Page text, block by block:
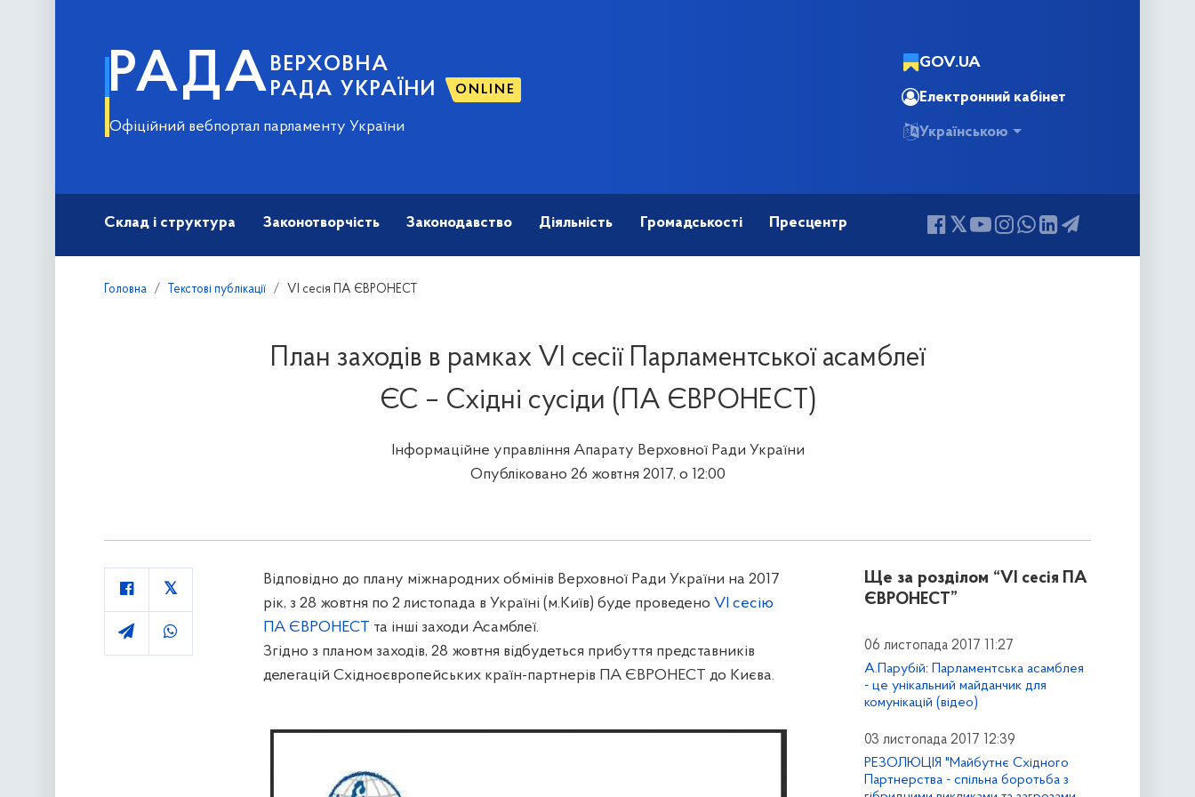
РАДА ВЕРХОВНА
РАДА УКРАЇНИ
ONLINE
Офіційний вебпортал парламенту України
GOV.UA
Електронний кабінет
Українською
Склад і структура Законотворчість Законодавство Діяльність Громадськості Пресцентр
Головна Текстові публікації VI сесія ПА ЄВРОНЕСТ
План заходів в рамках VІ сесії Парламентської асамблеї
ЄС – Східні сусіди (ПА ЄВРОНЕСТ)
Інформаційне управління Апарату Верховної Ради України
Опубліковано 26 жовтня 2017, о 12:00
Відповідно до плану міжнародних обмінів Верховної Ради України на 2017
рік, з 28 жовтня по 2 листопада в Україні (м.Київ) буде проведено VI ceciю
ПА ЄВРОНЕСТ та інші заходи Асамблеї.
Згідно з планом заходів, 28 жовтня відбудеться прибуття представників
делегацій Східноєвропейських країн-партнерів ПА ЄВРОНЕСТ до Києва.
Ще за розділом “VI сесія ПА
ЄВРОНЕСТ”
06 листопада 2017 11:27
А.Парубій: Парламентська асамблея
- це унікальний майданчик для
комунікацій (відео)
03 листопада 2017 12:39
РЕЗОЛЮЦІЯ "Майбутнє Східного
Партнерства - спільна боротьба з